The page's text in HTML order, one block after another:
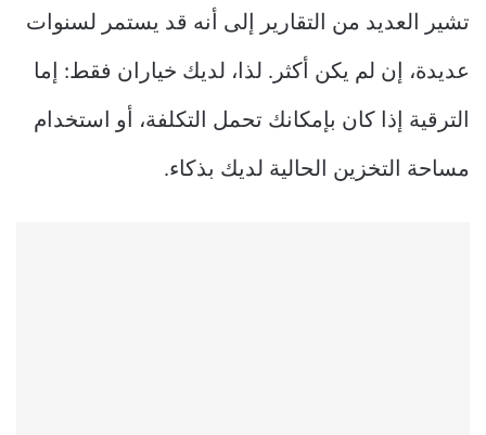
تشير العديد من التقارير إلى أنه قد يستمر لسنوات
عديدة، إن لم يكن أكثر. لذا، لديك خياران فقط: إما
الترقية إذا كان بإمكانك تحمل التكلفة، أو استخدام
مساحة التخزين الحالية لديك بذكاء.